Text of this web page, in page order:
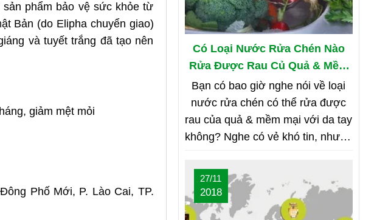
phẩm bảo vệ sức khỏe từ
Bản (do Elipha chuyển giao)
và tuyết trắng đã tạo nên
giảm mệt mỏi
Phố Mới, P. Lào Cai, TP.
Có Loại Nước Rửa Chén Nào
Rửa Được Rau Củ Quả & Mềm
Mại Với Da Tay?
Bạn có bao giờ nghe nói về loại
nước rửa chén có thể rửa được
rau của quả & mềm mại với da tay
không? Nghe có vẻ khó tin, nhưng
27/11
2018